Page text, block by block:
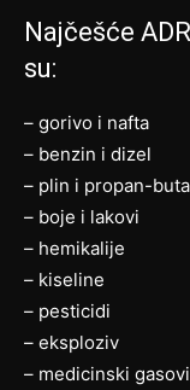
Najčešće
su:
– gorivo i nafta
– benzin i dizel
– plin i propan-
– boje i lakovi
– hemikalije
– kiseline
– pesticidi
– eksploziv
– medicinski gasovi